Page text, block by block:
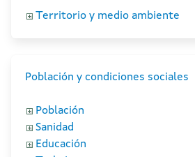
Territorio y medio ambiente
Población y condiciones sociales
Población
Sanidad
Educación